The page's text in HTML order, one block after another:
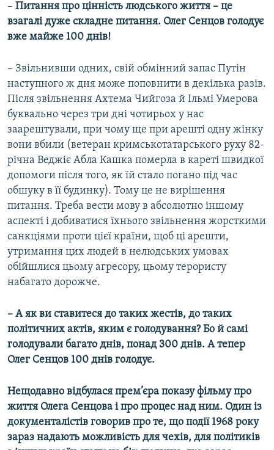
– Питання про цінність людського життя – це
взагалі дуже складне питання. Олег Сенцов голодує
вже майже 100 днів!
– Звільнивши одних, свій обмінний запас Путін
наступного ж дня може поповнити в декілька разів.
Після звільнення Ахтема Чийгоза й Ільмі Умерова
буквально через три дні чотирьох у нас
заарештували, при чому ще при арешті одну жінку
вони вбили (ветеран кримськотатарського руху 82-
річна Веджіє Абла Кашка померла в кареті швидкої
допомоги після того, як їй стало погано під час
обшуку в її будинку). Тому це не вирішення
питання. Треба вести мову в абсолютно іншому
аспекті і добиватися їхнього звільнення жорсткими
санкціями проти цієї країни, щоб ці арешти,
утримання цих людей в нелюдських умовах
обійшлися цьому агресору, цьому терористу
набагато дорожче.
– А як ви ставитеся до таких жестів, до таких
політичних актів, яким є голодування? Бо й самі
голодували багато днів, понад 300 днів. А тепер
Олег Сенцов 100 днів голодує.
Нещодавно відбулася прем’єра показу фільму про
життя Олега Сенцова і про процес над ним. Один із
документалістів говорив про те, що події 1968 року
зараз надають можливість для чехів, для політиків